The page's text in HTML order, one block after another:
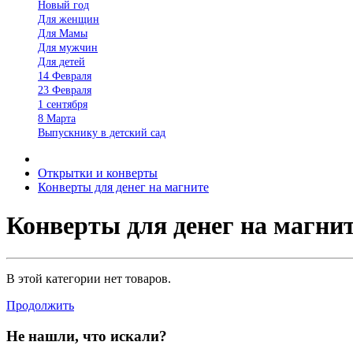
Новый год
Для женщин
Для Мамы
Для мужчин
Для детей
14 Февраля
23 Февраля
1 сентября
8 Марта
Выпускнику в детский сад
Открытки и конверты
Конверты для денег на магните
Конверты для денег на
В этой категории нет товаров.
Продолжить
Не нашли, что искали?